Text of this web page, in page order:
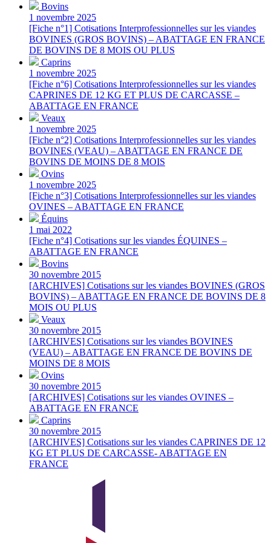
Bovins
1 novembre 2025
[Fiche n°1] Cotisations Interprofessionnelles sur les viandes
BOVINES (GROS BOVINS) – ABATTAGE EN FRANCE
DE BOVINS DE 8 MOIS OU PLUS
Caprins
1 novembre 2025
[Fiche n°6] Cotisations Interprofessionnelles sur les viandes
CAPRINES DE 12 KG ET PLUS DE CARCASSE –
ABATTAGE EN FRANCE
Veaux
1 novembre 2025
[Fiche n°2] Cotisations Interprofessionnelles sur les viandes
BOVINES (VEAU) – ABATTAGE EN FRANCE DE
BOVINS DE MOINS DE 8 MOIS
Ovins
1 novembre 2025
[Fiche n°3] Cotisations Interprofessionnelles sur les viandes
OVINES – ABATTAGE EN FRANCE
Équins
1 mai 2022
[Fiche n°4] Cotisations sur les viandes ÉQUINES –
ABATTAGE EN FRANCE
Bovins
30 novembre 2015
[ARCHIVES] Cotisations sur les viandes BOVINES (GROS
BOVINS) – ABATTAGE EN FRANCE DE BOVINS DE 8
MOIS OU PLUS
Veaux
30 novembre 2015
[ARCHIVES] Cotisations sur les viandes BOVINES
(VEAU) – ABATTAGE EN FRANCE DE BOVINS DE
MOINS DE 8 MOIS
Ovins
30 novembre 2015
[ARCHIVES] Cotisations sur les viandes OVINES –
ABATTAGE EN FRANCE
Caprins
30 novembre 2015
[ARCHIVES] Cotisations sur les viandes CAPRINES DE 12
KG ET PLUS DE CARCASSE- ABATTAGE EN
FRANCE